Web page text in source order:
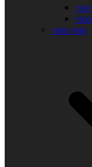
1991
1990
1980-1989